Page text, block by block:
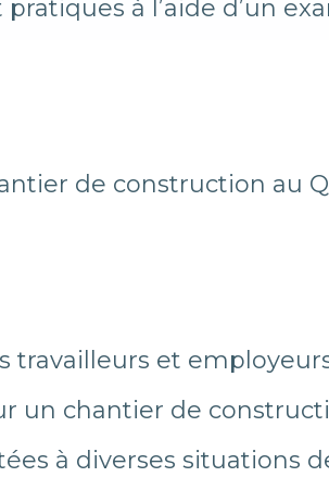
à l’aide d’un
de construction au
travailleurs et
un chantier de
à diverses situations